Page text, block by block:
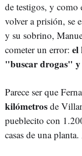
de testigos, y como
volver a prisión, se
y su sobrino,
cometer un error: el
"buscar drogas"
Parece ser que
kilómetros de
pueblecito con
casas de una